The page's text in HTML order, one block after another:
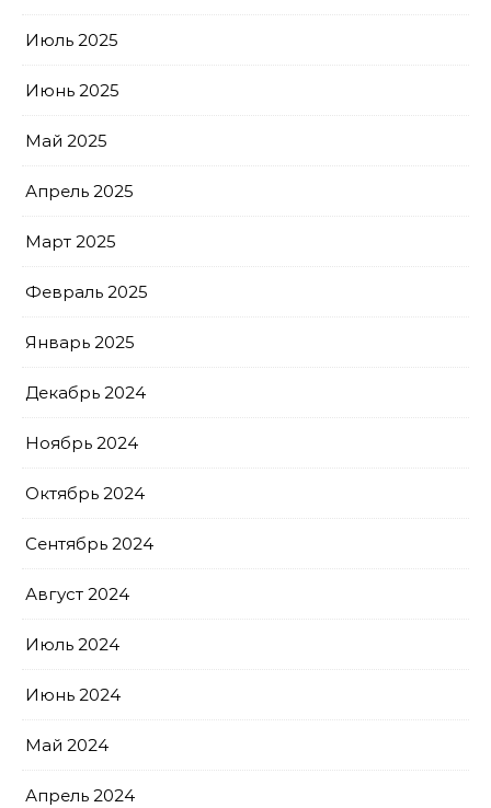
Июль 2025
Июнь 2025
Май 2025
Апрель 2025
Март 2025
Февраль 2025
Январь 2025
Декабрь 2024
Ноябрь 2024
Октябрь 2024
Сентябрь 2024
Август 2024
Июль 2024
Июнь 2024
Май 2024
Апрель 2024